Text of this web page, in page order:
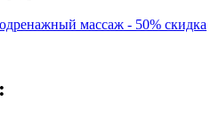
массаж - 50% скидка